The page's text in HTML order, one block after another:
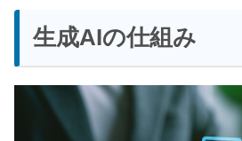
生成AIの仕組み